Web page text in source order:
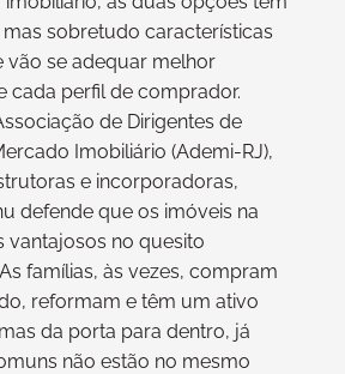
sobretudo características
vão se adequar melhor
cada perfil de comprador.
de Dirigentes de
Imobiliário (Ademi-RJ),
e incorporadoras,
defende que os imóveis na
vantajosos no quesito
famílias, às vezes, compram
reformam e têm um ativo
da porta para dentro, já
não estão no mesmo